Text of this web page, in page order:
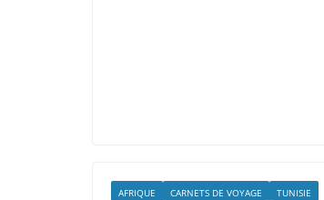
AFRIQUE CARNETS DE VOYAGE TUNISIE